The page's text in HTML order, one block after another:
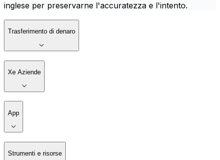
inglese per preservarne l'accuratezza e l'intento.
Trasferimento di denaro
Xe Aziende
App
Strumenti e risorse